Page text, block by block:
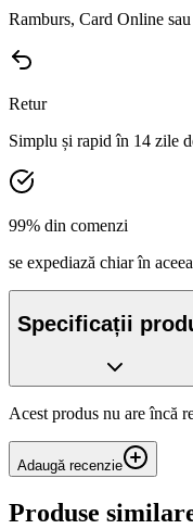
Ramburs, Card Online
Retur
Simplu și rapid în 14 zile
99% din comenzi
se expediază chiar în
Specificații
Acest produs nu are încă
Adaugă recenzie
Produse